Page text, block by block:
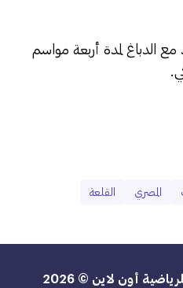
مع الدباغ لمدة أربعة مواسم
المصري القلعة
أون لاين © 2026